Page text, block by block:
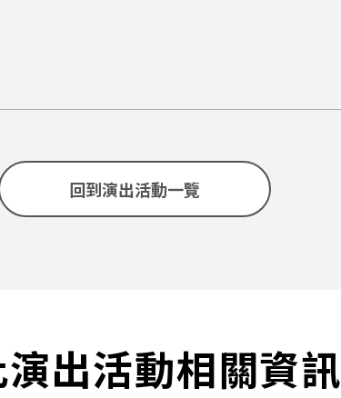
回到演出活動一覽
出活動相關資訊